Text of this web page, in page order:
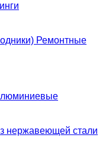
Ремонтные
нержавеющей стали